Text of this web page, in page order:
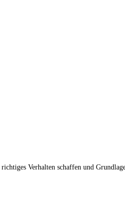
Verhalten schaffen und